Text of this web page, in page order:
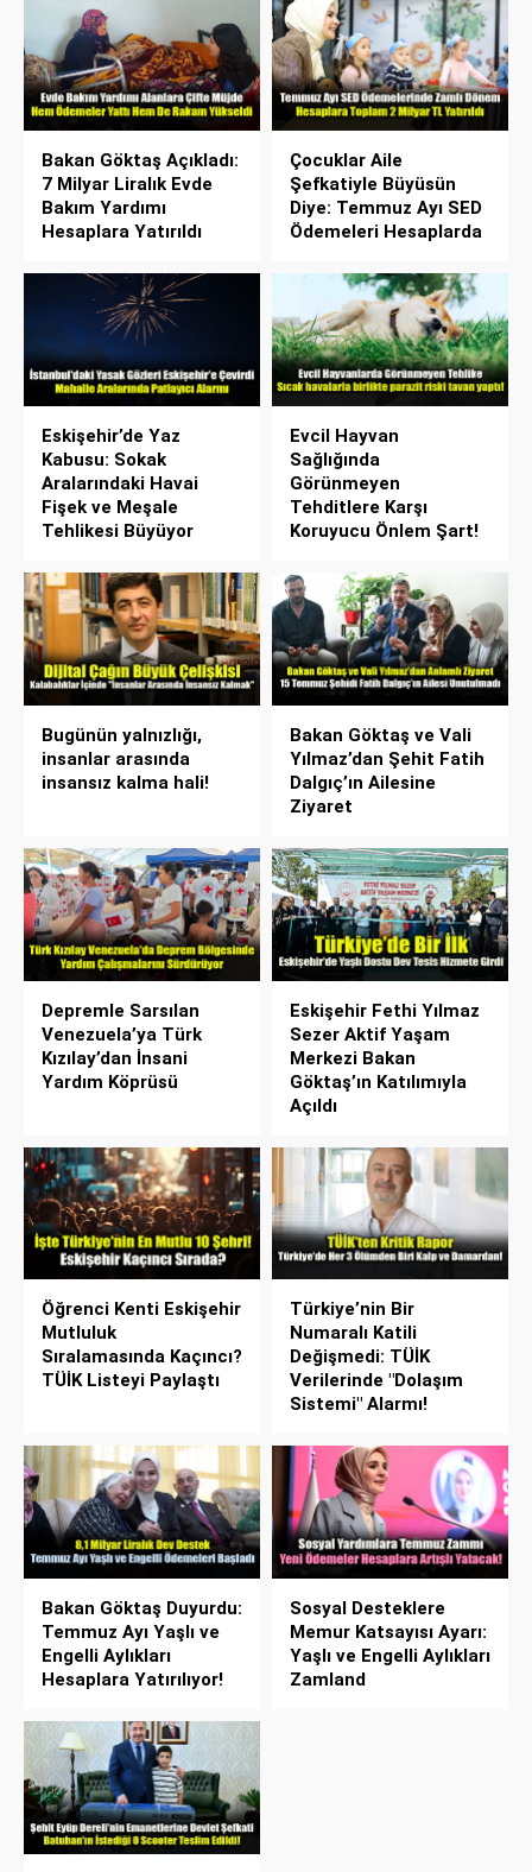
Bakan Göktaş Açıkladı:
7 Milyar Liralık Evde
Bakım Yardımı
Hesaplara Yatırıldı
Çocuklar Aile
Şefkatiyle Büyüsün
Diye: Temmuz Ayı SED
Ödemeleri Hesaplarda
Eskişehir’de Yaz
Kabusu: Sokak
Aralarındaki Havai
Fişek ve Meşale
Tehlikesi Büyüyor
Evcil Hayvan
Sağlığında
Görünmeyen
Tehditlere Karşı
Koruyucu Önlem Şart!
Bugünün yalnızlığı,
insanlar arasında
insansız kalma hali!
Bakan Göktaş ve Vali
Yılmaz’dan Şehit Fatih
Dalgıç’ın Ailesine
Ziyaret
Depremle Sarsılan
Venezuela’ya Türk
Kızılay’dan İnsani
Yardım Köprüsü
Eskişehir Fethi Yılmaz
Sezer Aktif Yaşam
Merkezi Bakan
Göktaş’ın Katılımıyla
Açıldı
Öğrenci Kenti Eskişehir
Mutluluk
Sıralamasında Kaçıncı?
TÜİK Listeyi Paylaştı
Türkiye’nin Bir
Numaralı Katili
Değişmedi: TÜİK
Verilerinde "Dolaşım
Sistemi" Alarmı!
Bakan Göktaş Duyurdu:
Temmuz Ayı Yaşlı ve
Engelli Aylıkları
Hesaplara Yatırılıyor!
Sosyal Desteklere
Memur Katsayısı Ayarı:
Yaşlı ve Engelli Aylıkları
Zamland